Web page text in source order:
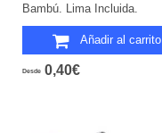
Bambú. Lima Incluida.
Añadir al carrito
Desde 0,40€